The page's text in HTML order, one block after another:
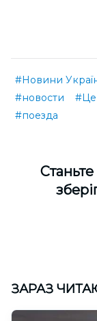
#Новини
#новости
#поезда
ЗАРАЗ